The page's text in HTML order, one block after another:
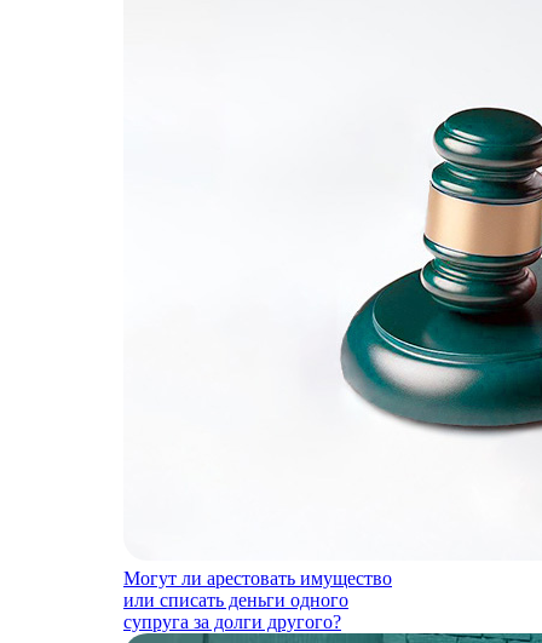
Могут ли арестовать имущество
или списать деньги одного
супруга за долги другого?